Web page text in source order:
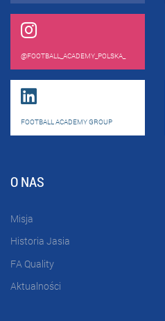
@FOOTBALL_ACADEMY_POLSKA_
FOOTBALL ACADEMY GROUP
O NAS
Misja
Historia Jasia
FA Quality
Aktualności